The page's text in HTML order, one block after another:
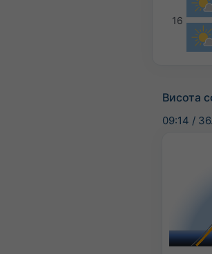
16
Висота
09:14 /